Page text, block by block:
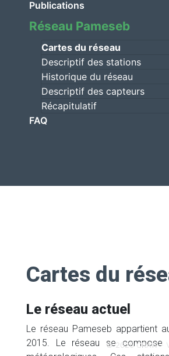
Publications
Réseau Pameseb
Cartes du réseau
Descriptif des stations
Historique du réseau
Descriptif des capteurs
Récapitulatif
FAQ
Cartes du
Le réseau actuel
Le réseau Pameseb appartient
2015. Le réseau se compose
© 2026 CRAW -